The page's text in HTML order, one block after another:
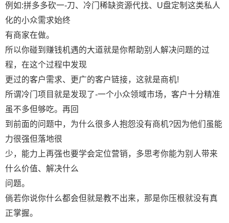
例如:拼多多砍一-刀、冷门稀缺资源代找、U盘定制这类私人
化的小众需求始终
有商家在做。
所以你碰到赚钱机遇的大道就是你帮助别人解决问题的过
程，在这个过程中发现
更过的客户需求、更广的客户链接，这就是商机!
所谓冷门项目就是发现了-一个小众领域市场，客户十分精准
虽不多但够吃。再回
到前面的问题中，为什么很多人抱怨没有商机?因为他们虽能
力很强但落地很
少，能力上再强也要学会定位营销，多思考你能为别人带来
什么价值、解决什么
问题。
倘若你说你什么都会但就是教不出来，那是你压根就没有真
正掌握。